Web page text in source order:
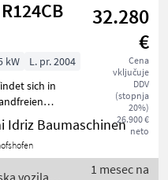
Filtri
32.280
€
Cena
vključuje
DDV
(stopnja
20%)
26.900 €
neto
kW
L. pr. 2004
sich in
vozila
Idriz Baumaschinen
vozila /
1 mesec na